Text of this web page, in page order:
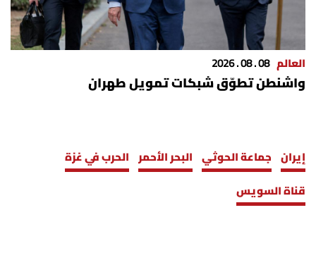
العالم 08 . 08 . 2026
واشنطن تطوّق شبكات تمويل طهران
إيران جماعة الحوثي البحر الأحمر الحرب في غزة
قناة السويس